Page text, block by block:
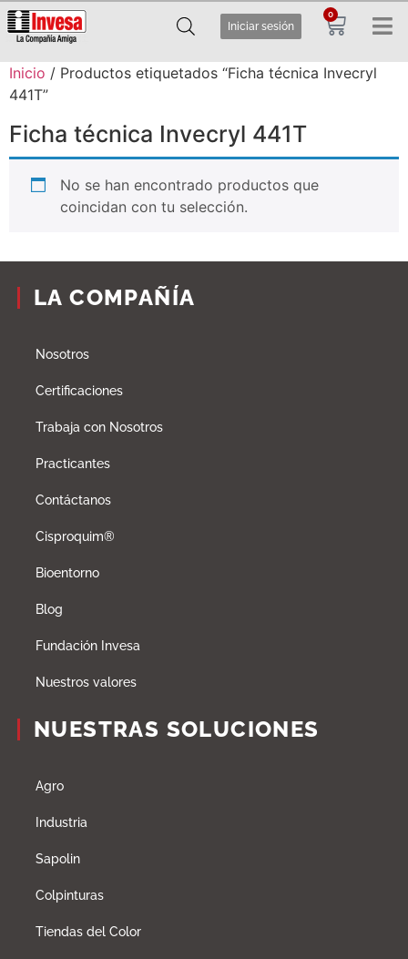
Iniciar sesión
0
Inicio / Productos etiquetados “Ficha técnica Invecryl
441T”
Ficha técnica Invecryl 441T
No se han encontrado productos que
coincidan con tu selección.
LA COMPAÑÍA
Nosotros
Certificaciones
Trabaja con Nosotros
Practicantes
Contáctanos
Cisproquim®
Bioentorno
Blog
Fundación Invesa
Nuestros valores
NUESTRAS SOLUCIONES
Agro
Industria
Sapolin
Colpinturas
Tiendas del Color